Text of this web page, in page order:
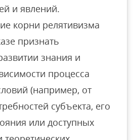
и явлений.
корни релятивизма
признать
знания и
процесса
(например, от
субъекта, его
или доступных